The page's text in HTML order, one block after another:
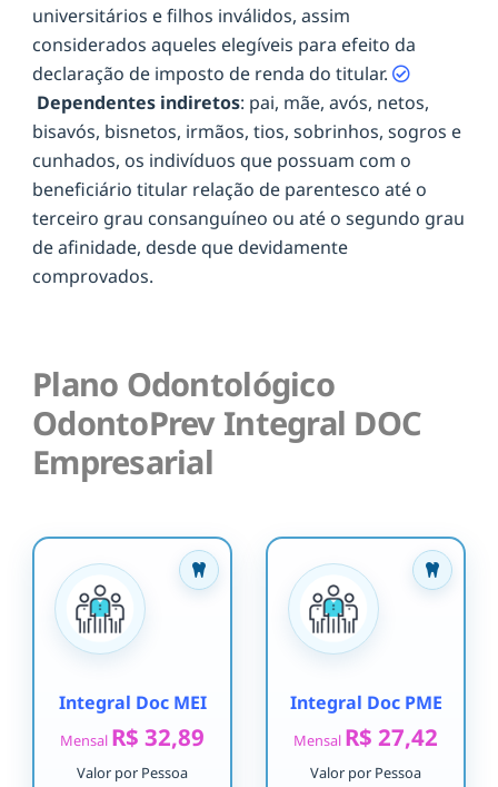
universitários e filhos inválidos, assim
considerados aqueles elegíveis para efeito da
declaração de imposto de renda do titular.
Dependentes indiretos: pai, mãe, avós, netos,
bisavós, bisnetos, irmãos, tios, sobrinhos, sogros e
cunhados, os indivíduos que possuam com o
beneficiário titular relação de parentesco até o
terceiro grau consanguíneo ou até o segundo grau
de afinidade, desde que devidamente
comprovados.
Plano Odontológico
OdontoPrev Integral DOC
Empresarial
Integral Doc MEI
Mensal R$ 32,89
Valor por Pessoa
Integral Doc PME
Mensal R$ 27,42
Valor por Pessoa